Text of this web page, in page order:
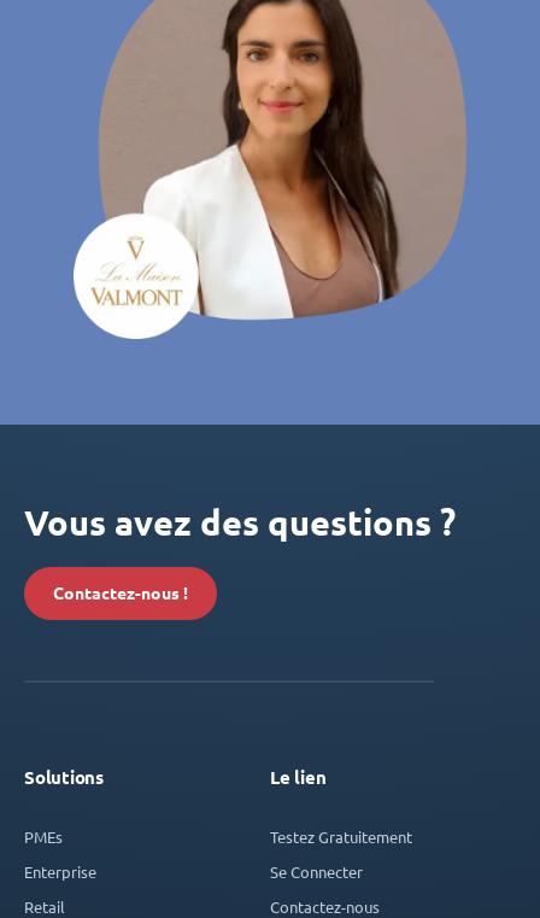
Vous avez des questions ?
Contactez-nous !
Solutions
PMEs
Enterprise
Retail
Le lien
Testez Gratuitement
Se Connecter
Contactez-nous